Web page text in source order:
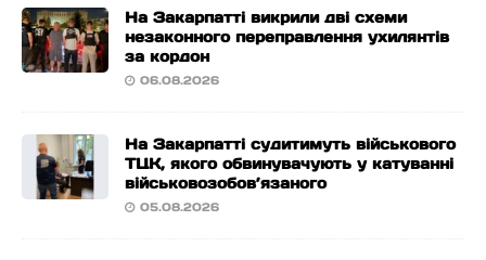
На Закарпатті викрили дві схеми
незаконного переправлення ухилянтів
за кордон
06.08.2026
На Закарпатті судитимуть військового
ТЦК, якого обвинувачують у катуванні
військовозобов’язаного
05.08.2026